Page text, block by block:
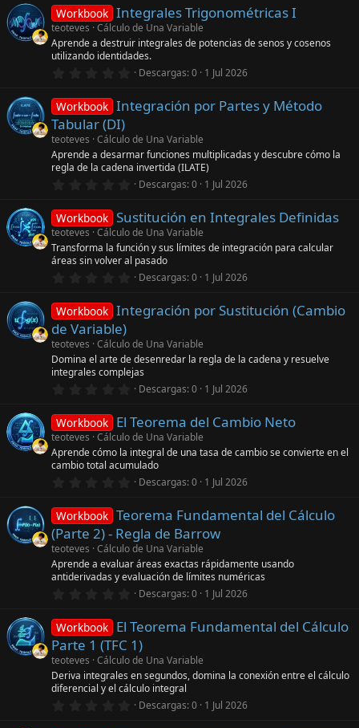
a
(
s
)
0
e
s
t
r
e
a
(
)
Workbook Integrales Trigonométricas I
teoteves Cálculo de Una Variable
Aprende a destruir integrales de potencias de senos y cosenos
utilizando identidades.
0
0
t
r
e
l
s
)
Descargas 0 1 Jul 2026
Workbook Integración por Partes y Método
Tabular (DI)
teoteves Cálculo de Una Variable
Aprende a desarmar funciones multiplicadas y descubre cómo la
regla de la cadena invertida (ILATE)
0
0
e
s
t
r
e
a
(
)
Descargas 0 1 Jul 2026
Workbook Sustitución en Integrales Definidas
teoteves Cálculo de Una Variable
Transforma la función y sus límites de integración para calcular
áreas sin volver al pasado
0
0
t
r
e
l
s
)
Descargas 0 1 Jul 2026
Workbook Integración por Sustitución (Cambio
de Variable)
teoteves Cálculo de Una Variable
Domina el arte de desenredar la regla de la cadena y resuelve
integrales complejas
0
0
e
s
t
r
e
a
(
s
)
Descargas 0 1 Jul 2026
Workbook El Teorema del Cambio Neto
teoteves Cálculo de Una Variable
Aprende cómo la integral de una tasa de cambio se convierte en el
cambio total acumulado
0
0
s
t
r
e
l
s
)
Descargas 0 1 Jul 2026
Workbook Teorema Fundamental del Cálculo
(Parte 2) - Regla de Barrow
teoteves Cálculo de Una Variable
Aprende a evaluar áreas exactas rápidamente usando
antiderivadas y evaluación de límites numéricas
0
0
e
s
t
r
e
l
Descargas 0 1 Jul 2026
Workbook El Teorema Fundamental del Cálculo
Parte 1 (TFC 1)
teoteves Cálculo de Una Variable
Deriva integrales en segundos, domina la conexión entre el cálculo
diferencial y el cálculo integral
0 Descargas 0 1 Jul 2026